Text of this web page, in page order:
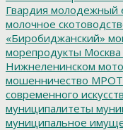
Гвардия молодежный
молочное
«Биробиджанский»
морепродукты Москва
Нижнеленинском
мошенничество МРОТ
современного
муниципалитеты
муниципальное